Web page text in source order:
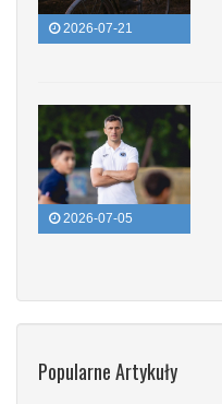
2026-07-21
2026-07-05
Popularne Artykuły